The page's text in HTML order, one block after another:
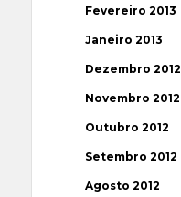
Fevereiro 2013
Janeiro 2013
Dezembro 2012
Novembro 2012
Outubro 2012
Setembro 2012
Agosto 2012